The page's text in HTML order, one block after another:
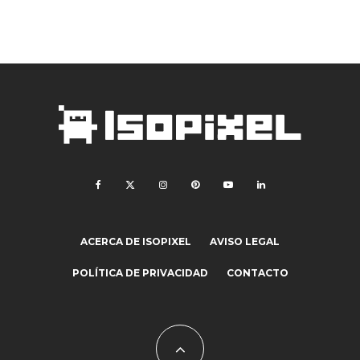
ACERCA DE ISOPIXEL AVISO LEGAL
POLÍTICA DE PRIVACIDAD CONTACTO